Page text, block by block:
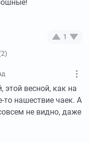
1
весной, как на
то нашествие чаек. А
не видно, даже